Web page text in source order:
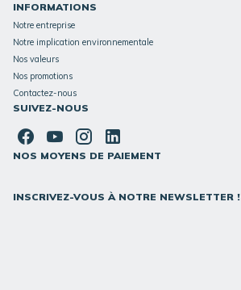
INFORMATIONS
Notre entreprise
Notre implication environnementale
Nos valeurs
Nos promotions
Contactez-nous
SUIVEZ-NOUS
NOS MOYENS DE PAIEMENT
INSCRIVEZ-VOUS À NOTRE NEWSLETTER !